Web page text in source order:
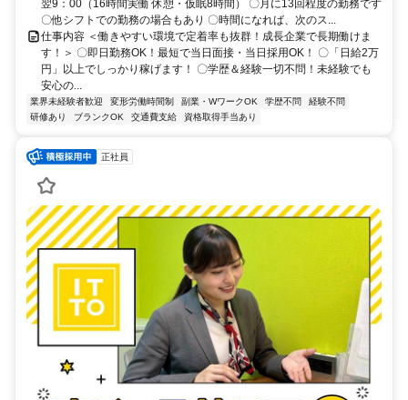
翌9：00（16時間実働 休憩・仮眠8時間） 〇月に13回程度の勤務です
〇他シフトでの勤務の場合もあり 〇時間になれば、次のス...
仕事内容 ＜働きやすい環境で定着率も抜群！成長企業で長期働けま
す！＞ 〇即日勤務OK！最短で当日面接・当日採用OK！ 〇「日給2万
円」以上でしっかり稼げます！ 〇学歴＆経験一切不問！未経験でも
安心の...
業界未経験者歓迎 変形労働時間制 副業・WワークOK 学歴不問
経験不問
研修あり
ブランクOK 交通費支給 資格取得手当あり
正社員